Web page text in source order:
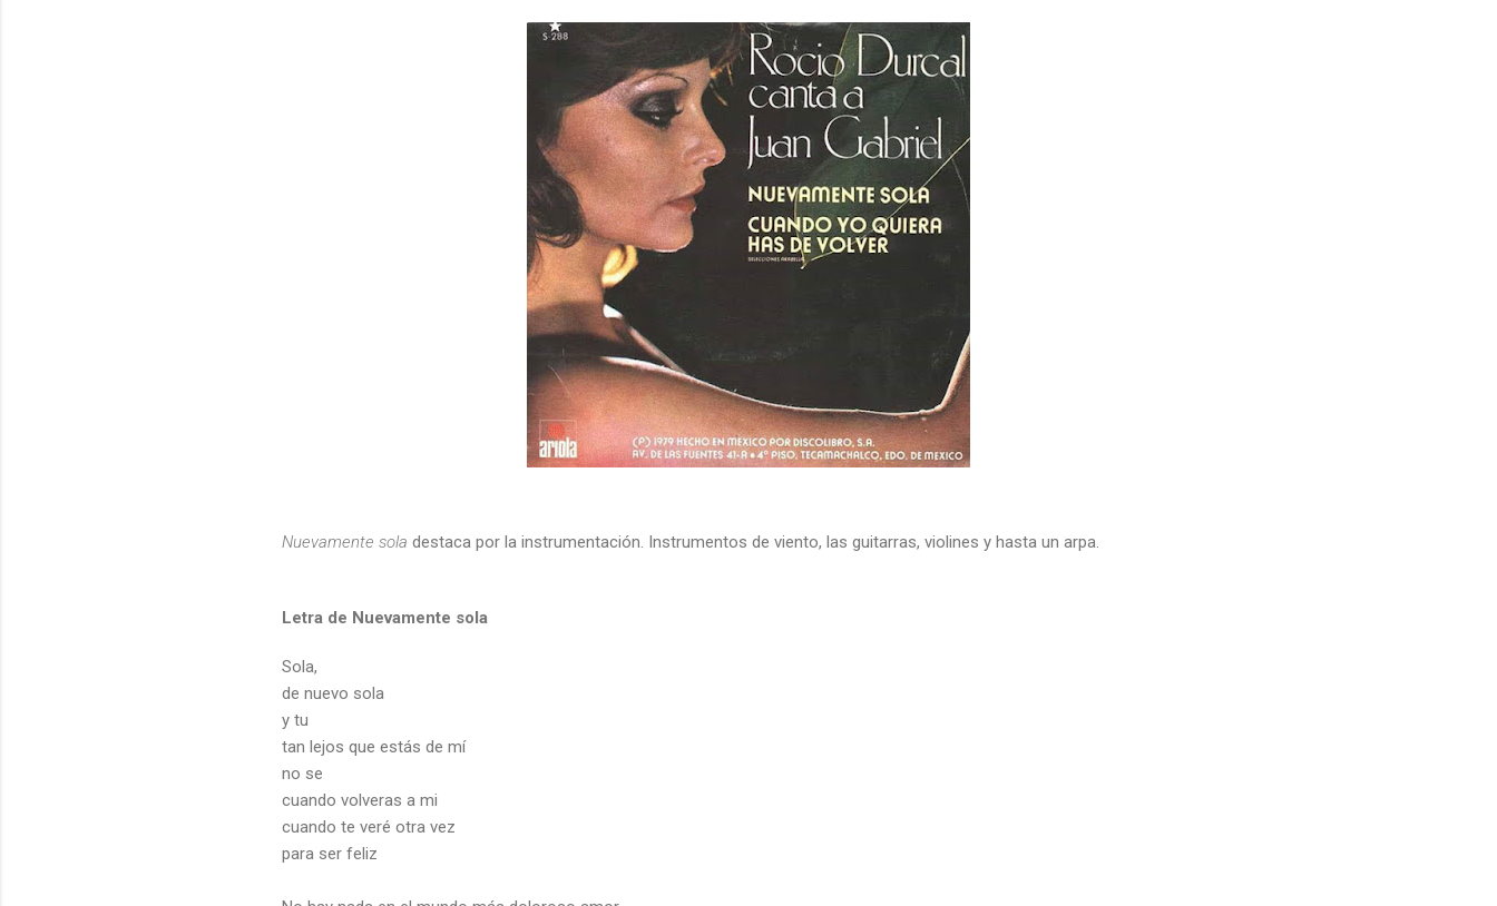
Nuevamente sola destaca por la instrumentación. Instrumentos de viento, las guitarras, violines y hasta un arpa.
Letra de Nuevamente sola
Sola,
de nuevo sola
y tu
tan lejos que estás de mí
no se
cuando volveras a mi
cuando te veré otra vez
para ser feliz